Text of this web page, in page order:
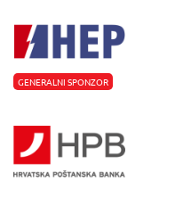
GENERALNI SPONZOR